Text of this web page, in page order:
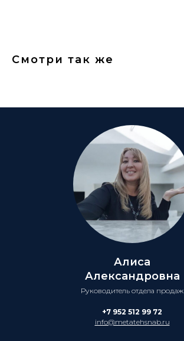
Смотри так же
Алиса
Александровна
Руководитель отдела продаж
+7 952 512 99 72
info@metatehsnab.ru